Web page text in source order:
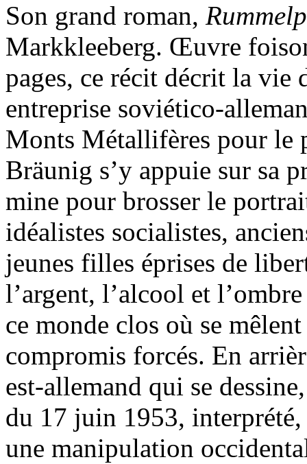
Son grand roman,
Markkleeberg. Œuvre
pages, ce récit décrit la vie
entreprise soviético-
Monts Métallifères pour le
Bräunig s’y appuie sur sa
mine pour brosser le
idéalistes socialistes,
jeunes filles éprises de
l’argent, l’alcool et
ce monde clos où se
compromis forcés. En
est-allemand qui se
du 17 juin 1953,
une manipulation